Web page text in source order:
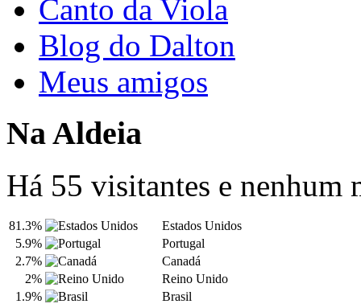
Canto da Viola
Blog do Dalton
Meus amigos
Na Aldeia
Há 55 visitantes e nenhum
81.3%
Estados Unidos
5.9%
Portugal
2.7%
Canadá
2%
Reino Unido
1.9%
Brasil